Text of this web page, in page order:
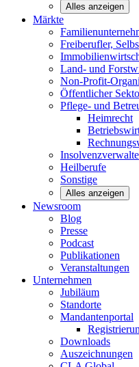
Alles anzeigen
Märkte
Freiberufler,
Land- und
Non-Profit-
Öffentlicher
Pflege- und
Heimrecht
Heilberufe
Sonstige
Alles anzeigen
Newsroom
Blog
Presse
Podcast
Publikationen
Veranstaltungen
Unternehmen
Jubiläum
Standorte
Mandantenportal
Downloads
Auszeichnungen